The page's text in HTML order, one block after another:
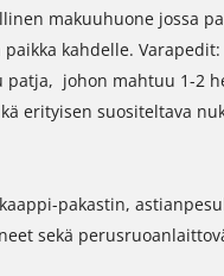
makuuhuone jossa
kahdelle.
johon mahtuu 1-2
erityisen suositeltava
pakastin,
sekä